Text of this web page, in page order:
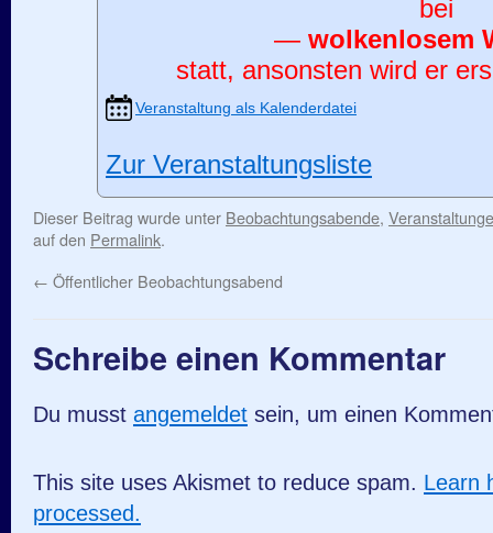
bei
— wolkenlosem
statt, ansonsten wird er
Veranstaltung als Kalenderdatei
Zur Veranstaltungsliste
Dieser Beitrag wurde unter Beobachtungsabende,
auf den Permalink.
← Öffentlicher Beobachtungsabend
Schreibe einen Kommentar
Du musst angemeldet sein, um einen
This site uses Akismet to reduce spam. Learn
processed.